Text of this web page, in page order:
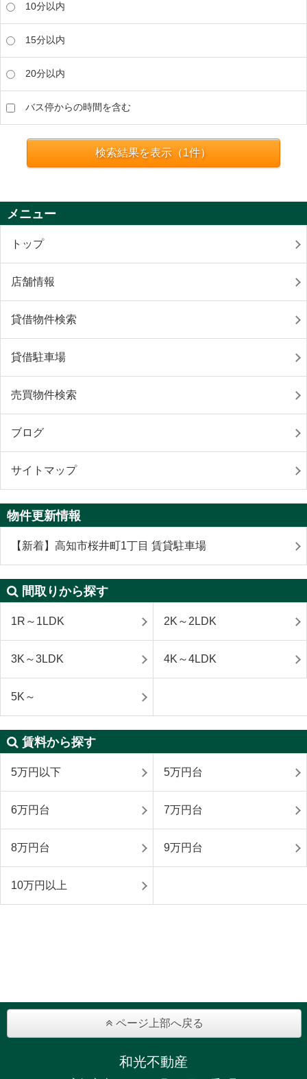
10分以内
15分以内
20分以内
バス停からの時間を含む
検索結果を表示（1件）
メニュー
トップ
店舗情報
貸借物件検索
貸借駐車場
売買物件検索
ブログ
サイトマップ
物件更新情報
【新着】高知市桜井町1丁目 賃貸駐車場
間取りから探す
1R～1LDK 2K～2LDK
3K～3LDK 4K～4LDK
5K～
賃料から探す
5万円以下 5万円台
6万円台 7万円台
8万円台 9万円台
10万円以上
ページ上部へ戻る
和光不動産